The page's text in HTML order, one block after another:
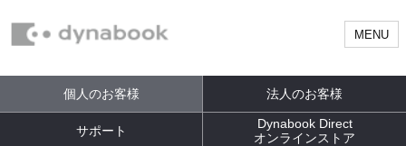
MENU
個人のお客様 法人のお客様
サポート
Dynabook Direct
オンラインストア